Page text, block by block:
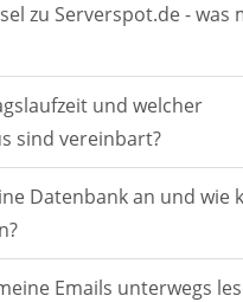
zu Serverspot.de - was
und welcher
sind vereinbart?
Datenbank an und wie
Emails unterwegs